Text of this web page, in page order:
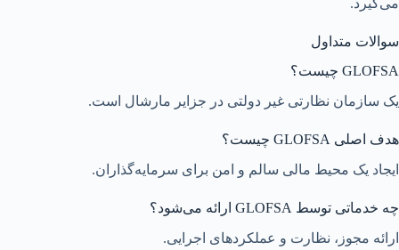
سوالات متداول
GLOFSA چیست؟
یک سازمان نظارتی غیر دولتی در جزایر مارشال است.
هدف اصلی GLOFSA چیست؟
ایجاد یک محیط مالی سالم و امن برای سرمایه‌گذاران.
چه خدماتی توسط GLOFSA ارائه می‌شود؟
ارائه مجوز، نظارت و عملکردهای اجرایی.